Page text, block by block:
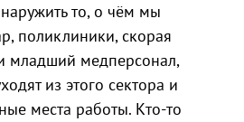
то, о чём мы
поликлиники, скорая
младший медперсонал,
из этого сектора и
места работы. Кто-то